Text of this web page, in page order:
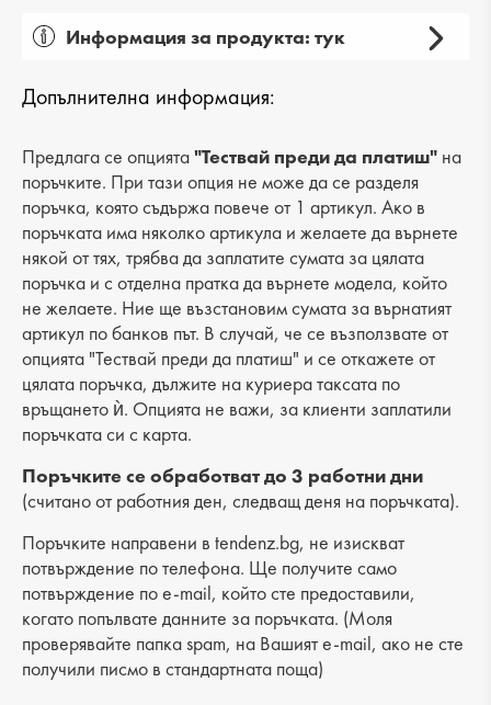
Информация за продукта: тук
Вид на продукта: ежедневни
Категория: сандали
Лицев материал: еко кожа
Хастар: еко кожа
Ходило/Подметка: платформа
Вид стелка: еко кожа
Височина подметка: 2 cm
Височина на платформата : 4 cm
Допълнителна информация:
Предлага се опцията"Тествай преди да платиш" на
поръчките. При тази опция не може да се разделя
поръчка, която съдържа повече от 1 артикул. Ако в
поръчката има няколко артикула и желаете да върнете
някой от тях, трябва да заплатите сумата за цялата
поръчка и с отделна пратка да върнете модела, който
не желаете. Ние ще възстановим сумата за върнатият
артикул по банков път. В случай, че се възползвате от
опцията "Тествай преди да платиш" и се откажете от
цялата поръчка, дължите на куриера таксата по
връщането ѝ. Опцията не важи, за клиенти заплатили
поръчката си с карта.
Поръчките се обработват до 3 работни дни
(считано от работния ден, следващ деня на поръчката).
Поръчките направени в tendenz.bg, не изискват
потвърждение по телефона. Ще получите само
потвърждение по e-mail, който сте предоставили,
когато попълвате данните за поръчката. (Моля
проверявайте папка spam, на Вашият e-mail, ако не сте
получили писмо в стандартната поща)